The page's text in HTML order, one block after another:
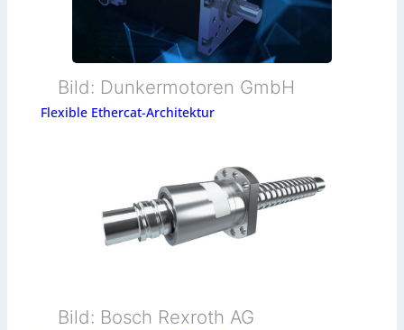
Bild: Dunkermotoren GmbH
Flexible Ethercat-Architektur
Bild: Bosch Rexroth AG